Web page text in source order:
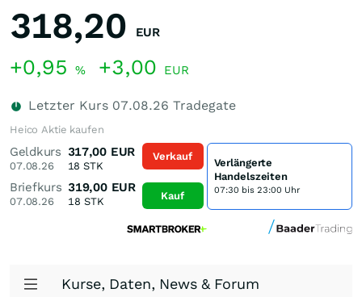
318,20 EUR
+0,95 % +3,00 EUR
Letzter Kurs 07.08.26 Tradegate
Heico Aktie kaufen
Geldkurs
07.08.26
317,00 EUR
18 STK
Briefkurs
07.08.26
319,00 EUR
18 STK
Verkauf
Kauf
Verlängerte
Handelszeiten
07:30 bis 23:00 Uhr
Kurse, Daten, News & Forum